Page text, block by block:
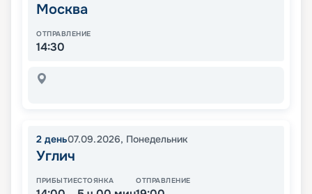
Москва
ОТПРАВЛЕНИЕ
14:30
2 день07.09.2026, Понедельник
Углич
ПРИБЫТИЕСТОЯНКА ОТПРАВЛЕНИЕ